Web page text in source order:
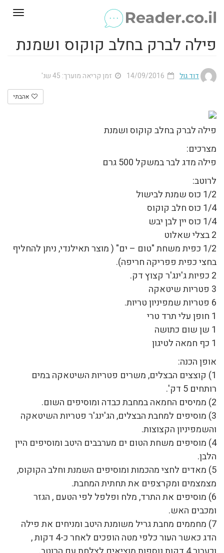
פילה לברק בחלב קוקוס ושמנת
דוד גול זמן קריאה מוערך: 45 שנ'
אהבתי
פילה לברק בחלב קוקוס ושמנת
מצרכים:
פילה מדג לבר במשקל 500 גרם
לרוטב:
1/2 כוס שמנת לבישול
1/4 כוס חלב קוקוס
1/4 כוס יין לבן יבש
2 בצלי שאלוט
1/2 כפית משחת "טום – ים" ( מוצר תאילנדי, ניתן להחליף
בחצי כפית פפריקה חריפה).
2 כפיות ג'ינג'ר קצוץ דק.
3 פטריות שיטאקה
6 פטריות שמפיניון טריות.
1 חופן עלי תרד טרי
1 שן שום כתושה
1 כף חמאה לטיגון
אופן הכנה:
1) קוצצים הבצלים, משרים פטריות השיטאקה במים
רותחים 5 דק'.
2) ממיסים החמאה במחבת כבדה ומוסיפים השום.
3) מוסיפים למחבת הבצלים, הג'ינג'ר פטריות השיטאקה
והשמפיניון הקצוצות.
4) מוסיפים משחת הטום ים מערבבים היטב ומוסיפים היין
הלבן.
5) מאדים לחצי מהכמות ומוסיפים השמנת וחלב הקוקוס,
מצמצמים ומקרצפים את תחתית המחבת.
6) מוסיפים את התרד, מלח ופלפל לפי הטעם , הגזר
ומכבים האש.
7) מחממים מחבת גריל משומנת היטב ומניחים את פילה
הדג כאשר העור כלפי מטה הופכים לאחר כ-4 דקות ,